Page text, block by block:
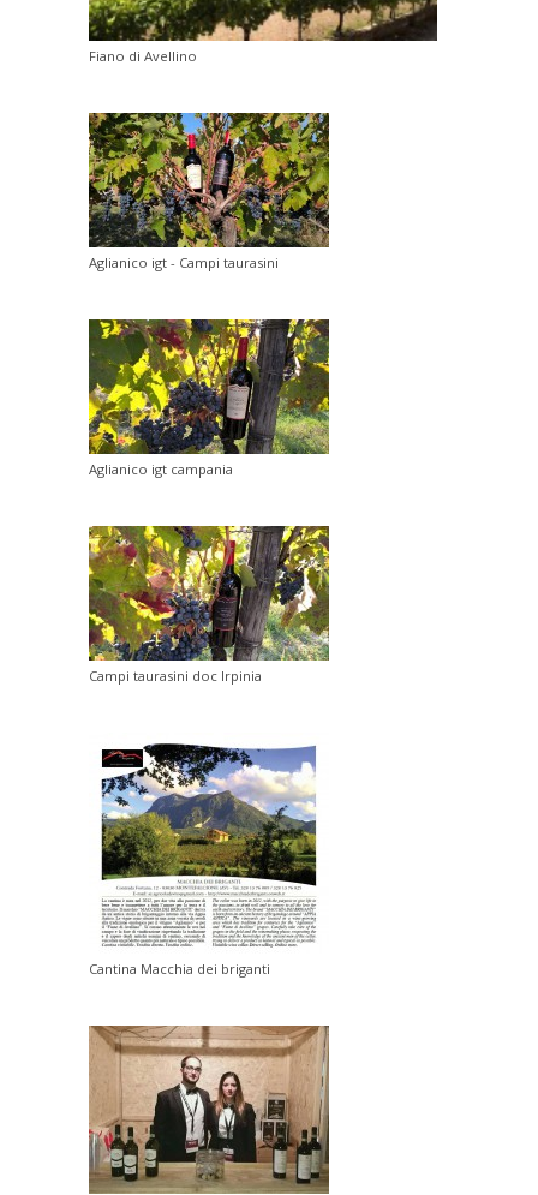
Fiano di Avellino
Aglianico igt - Campi taurasini
Aglianico igt campania
Campi taurasini doc Irpinia
Cantina Macchia dei briganti